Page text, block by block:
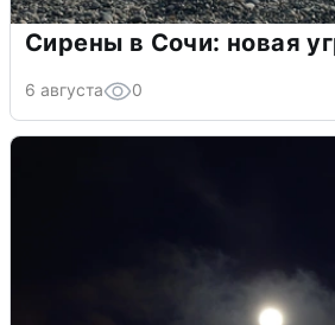
Сирены в Сочи: новая
6 августа 0